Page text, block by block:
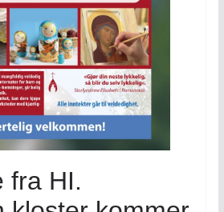
fra HI.